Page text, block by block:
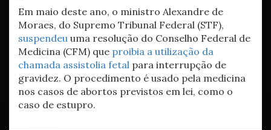
Em maio deste ano, o ministro Alexandre de
Moraes, do Supremo Tribunal Federal (STF),
suspendeu uma resolução do Conselho Federal de
Medicina (CFM) que proibia a utilização da
chamada assistolia fetal para interrupção de
gravidez. O procedimento é usado pela medicina
nos casos de abortos previstos em lei, como o
caso de estupro.